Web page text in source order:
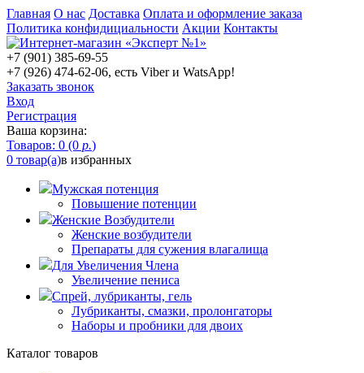
Главная О нас Доставка Оплата и оформление заказа
Политика конфидициальности Акции Контакты
+7 (901) 385-69-55
+7 (926) 474-62-06, есть Viber и WatsApp!
Заказать звонок
Вход
Регистрация
Ваша корзина:
Товаров: 0 (0 р.)
0 товар(а)в избранных
Мужская потенция
Повышение потенции
Женские Возбудители
Женские возбудители
Препараты для сужения влагалища
Для Увеличения Члена
Увеличение пениса
Спрей, лубриканты, гель
Лубриканты, смазки, пролонгаторы
Наборы и пробники для двоих
Каталог товаров